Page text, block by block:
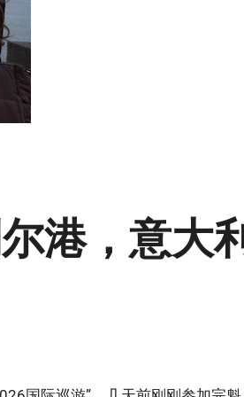
港，意大